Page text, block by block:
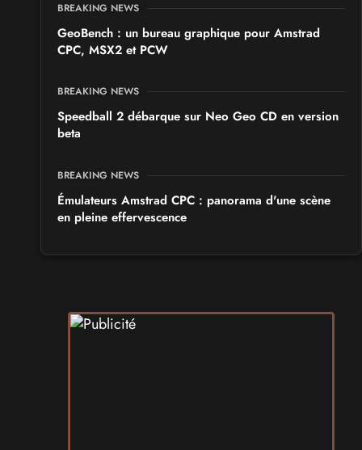
BREAKING NEWS
GeoBench : un bureau graphique pour Amstrad
CPC, MSX2 et PCW
BREAKING NEWS
Speedball 2 débarque sur Neo Geo CD en version
beta
BREAKING NEWS
Émulateurs Amstrad CPC : panorama d'une scène
en pleine effervescence